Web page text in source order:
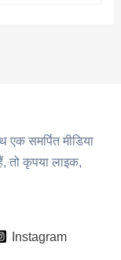
समर्पित मीडिया
तो कृपया लाइक,
Instagram